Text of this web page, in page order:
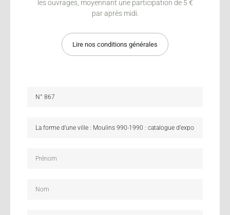
les ouvrages, moyennant une participation de 5 €
par après midi.
Lire nos conditions générales